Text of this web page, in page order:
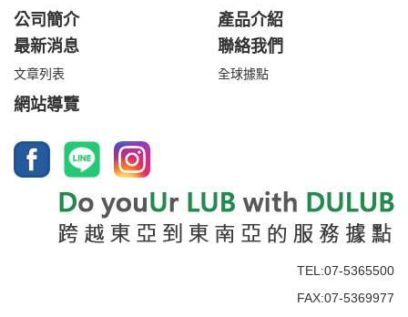
公司簡介
產品介紹
最新消息
文章列表
聯絡我們
全球據點
網站導覽
TEL:07-5365500
FAX:07-5369977